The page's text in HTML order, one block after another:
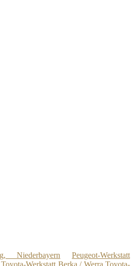
Niederbayern
Peugeot-Werkstatt
Toyota-Werkstatt Berka / Werra Toyota-